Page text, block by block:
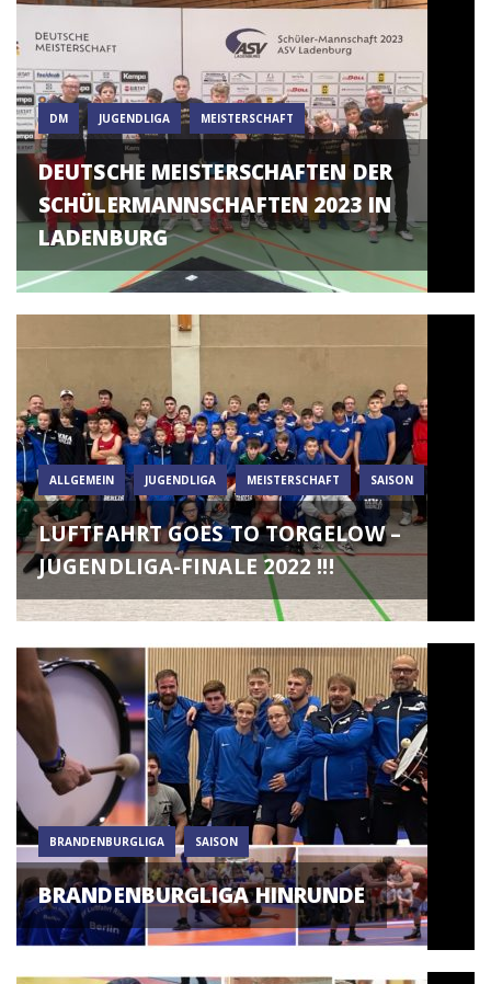
DM JUGENDLIGA MEISTERSCHAFT
DEUTSCHE MEISTERSCHAFTEN DER
SCHÜLERMANNSCHAFTEN 2023 IN
LADENBURG
ALLGEMEIN JUGENDLIGA MEISTERSCHAFT SAISON
LUFTFAHRT GOES TO TORGELOW –
JUGENDLIGA-FINALE 2022 !!!
BRANDENBURGLIGA SAISON
BRANDENBURGLIGA HINRUNDE